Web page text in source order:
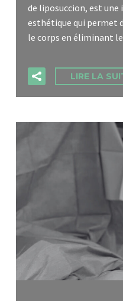
de liposuccion, est
esthétique qui permet
le corps en éliminant
LIRE LA